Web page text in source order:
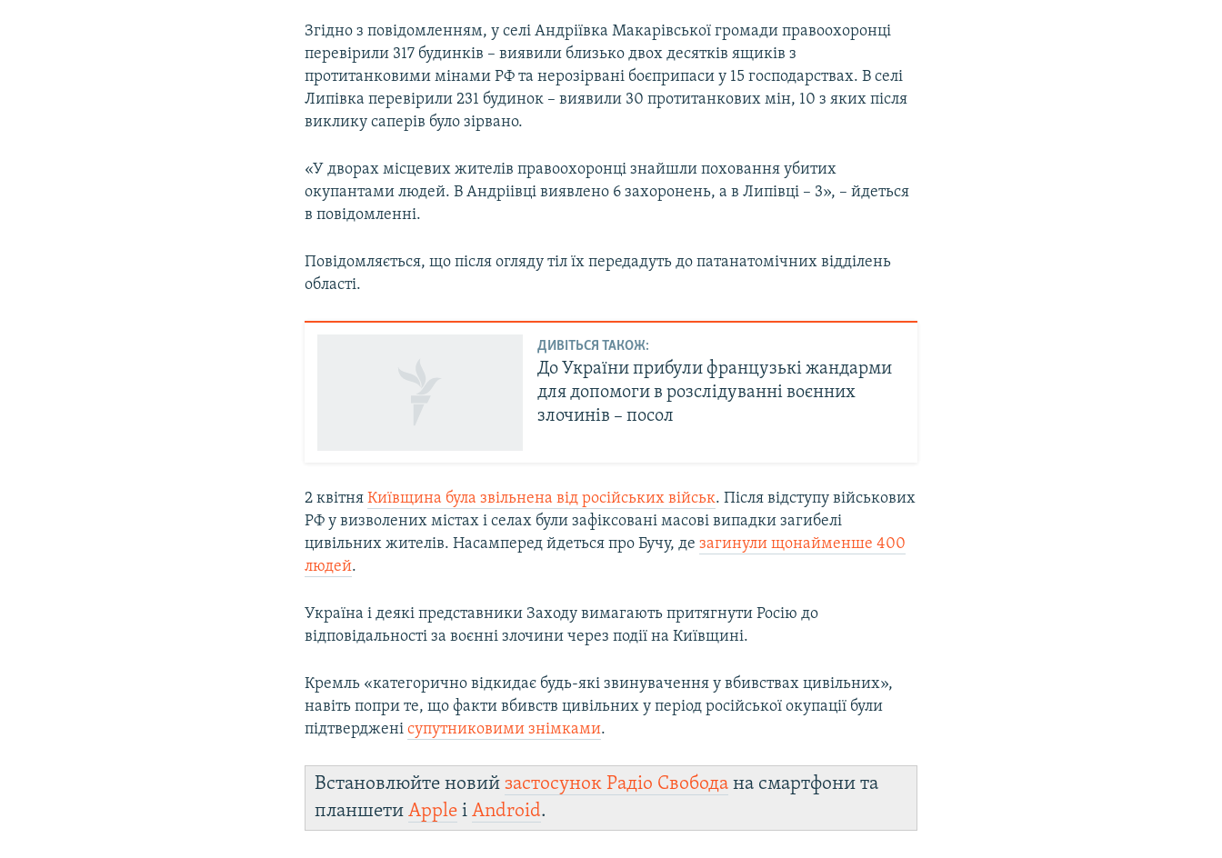
Згідно з повідомленням, у селі Андріївка Макарівської громади правоохоронці
перевірили 317 будинків – виявили близько двох десятків ящиків з
протитанковими мінами РФ та нерозірвані боєприпаси у 15 господарствах. В селі
Липівка перевірили 231 будинок – виявили 30 протитанкових мін, 10 з яких після
виклику саперів було зірвано.
«У дворах місцевих жителів правоохоронці знайшли поховання убитих
окупантами людей. В Андріівці виявлено 6 захоронень, а в Липівці – 3», – йдеться
в повідомленні.
Повідомляється, що після огляду тіл їх передадуть до патанатомічних відділень
області.
ДИВІТЬСЯ ТАКОЖ:
До України прибули французькі жандарми
для допомоги в розслідуванні воєнних
злочинів – посол
2 квітняКиївщина була звільнена від російських військ. Після відступу військових
РФ у визволених містах і селах були зафіксовані масові випадки загибелі
цивільних жителів. Насамперед йдеться про Бучу, дезагинули щонайменше 400
людей.
Україна і деякі представники Заходу вимагають притягнути Росію до
відповідальності за воєнні злочини через події на Київщині.
Кремль «категорично відкидає будь-які звинувачення у вбивствах цивільних»,
навіть попри те, що факти вбивств цивільних у період російської окупації були
підтвердженісупутниковими знімками.
Встановлюйте новийзастосунок Радіо Свобода на смартфони та
планшетиApple іAndroid.